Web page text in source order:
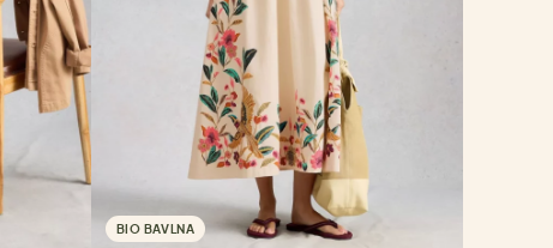
BIO BAVLNA